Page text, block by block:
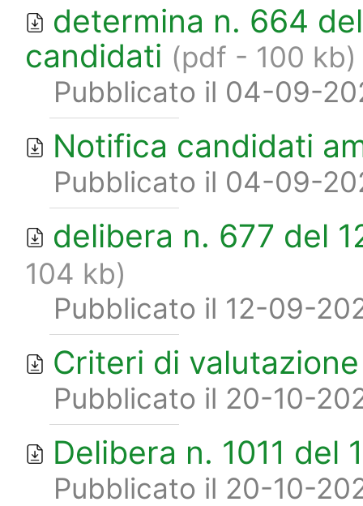
determina n. 664
candidati (pdf - 100 kb)
Pubblicato il 04-09-
Notifica candidati
Pubblicato il 04-09-
delibera n. 677 del
104 kb)
Pubblicato il 12-09-
Criteri di
Pubblicato il 20-10-
Delibera n. 1011 del
Pubblicato il 20-10-